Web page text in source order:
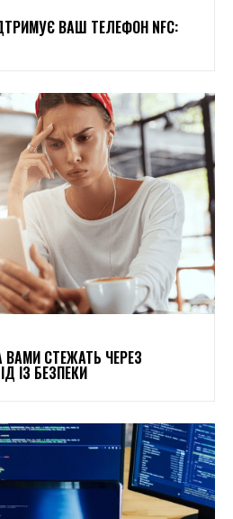
ВАШ ТЕЛЕФОН NFC:
СТЕЖАТЬ ЧЕРЕЗ
ІЗ БЕЗПЕКИ